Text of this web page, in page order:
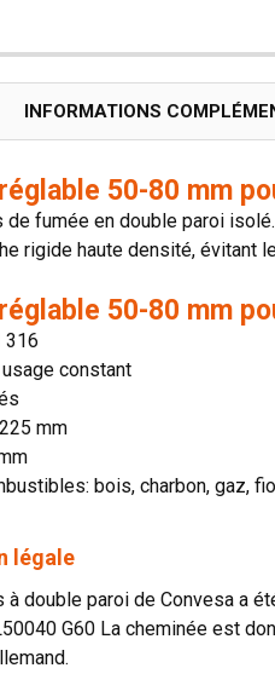
INFORMATIONS
50-80 mm
fumée en double paroi
rigide haute densité, évitant
50-80 mm
316
constant
mm
bois, charbon, gaz,
légale
à double paroi de Convesa a
G60 La cheminée est